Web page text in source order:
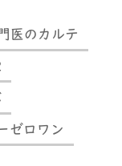
医のカルテ
ゼロワン